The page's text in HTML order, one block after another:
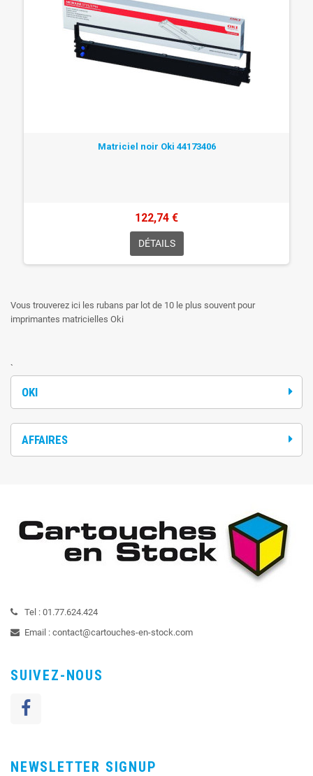
`
OKI
AFFAIRES
Matriciel noir Oki 44173406
122,74 €
DÉTAILS
Vous trouverez ici les rubans par lot de 10 le plus souvent pour
imprimantes matricielles Oki
Tel : 01.77.624.424
Email : contact@cartouches-en-stock.com
SUIVEZ-NOUS
NEWSLETTER SIGNUP